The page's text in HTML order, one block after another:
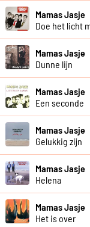
Mamas Jasje
Doe het licht
Mamas Jasje
Dunne lijn
Mamas Jasje
Een seconde
Mamas Jasje
Gelukkig zijn
Mamas Jasje
Helena
Mamas Jasje
Het is over